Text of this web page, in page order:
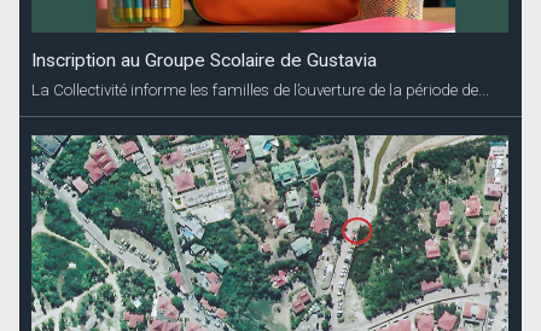
Inscription au Groupe Scolaire de Gustavia
La Collectivité informe les familles de l’ouverture de la période de...